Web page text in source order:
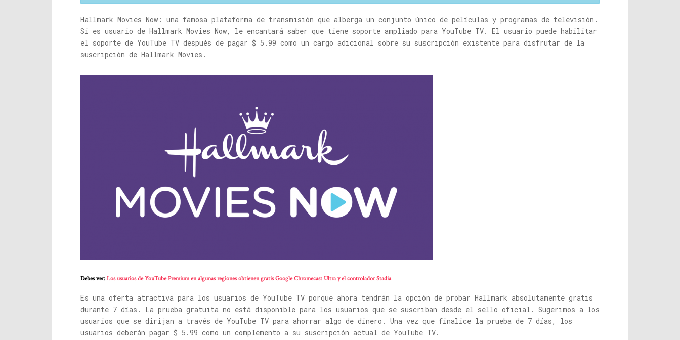
Hallmark Movies Now: una famosa plataforma de transmisión que alberga un conjunto único de películas y programas de televisión.
Si es usuario de Hallmark Movies Now, le encantará saber que tiene soporte ampliado para YouTube TV. El usuario puede habilitar
el soporte de YouTube TV después de pagar $ 5.99 como un cargo adicional sobre su suscripción existente para disfrutar de la
suscripción de Hallmark Movies.
Debes ver: Los usuarios de YouTube Premium en algunas regiones obtienen gratis Google Chromecast Ultra y el controlador Stadia
Es una oferta atractiva para los usuarios de YouTube TV porque ahora tendrán la opción de probar Hallmark absolutamente gratis
durante 7 días. La prueba gratuita no está disponible para los usuarios que se suscriban desde el sello oficial. Sugerimos a los
usuarios que se dirijan a través de YouTube TV para ahorrar algo de dinero. Una vez que finalice la prueba de 7 días, los
usuarios deberán pagar $ 5.99 como un complemento a su suscripción actual de YouTube TV.